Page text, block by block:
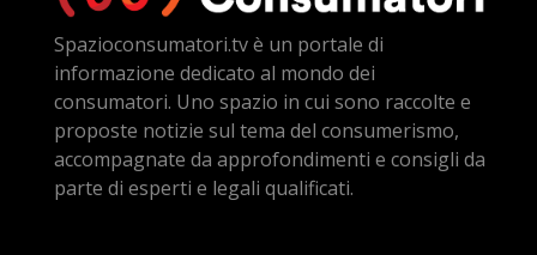
Spazioconsumatori.tv è un portale di
informazione dedicato al mondo dei
consumatori. Uno spazio in cui sono raccolte e
proposte notizie sul tema del consumerismo,
accompagnate da approfondimenti e consigli da
parte di esperti e legali qualificati.